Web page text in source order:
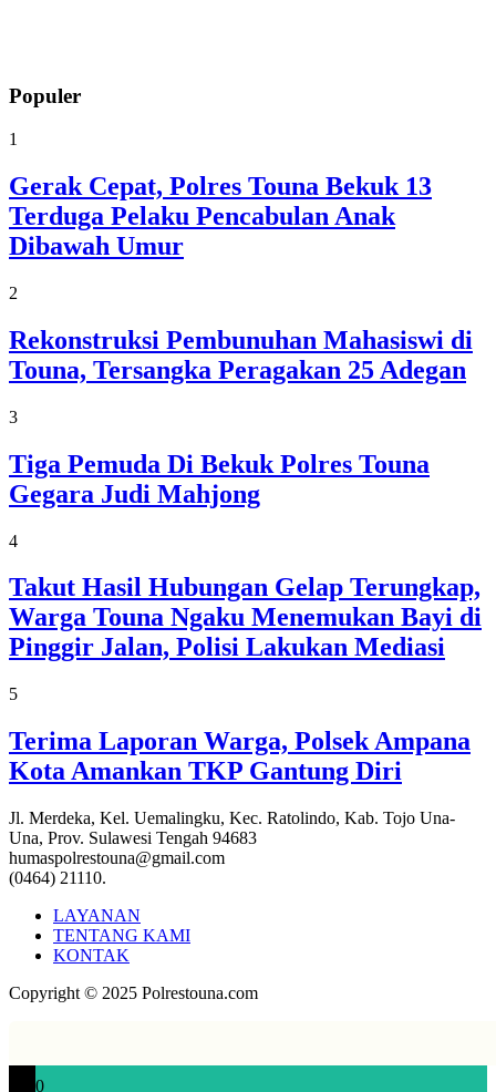
Populer
1
Gerak Cepat, Polres Touna Bekuk 13
Terduga Pelaku Pencabulan Anak
Dibawah Umur
2
Rekonstruksi Pembunuhan Mahasiswi di
Touna, Tersangka Peragakan 25 Adegan
3
Tiga Pemuda Di Bekuk Polres Touna
Gegara Judi Mahjong
4
Takut Hasil Hubungan Gelap Terungkap,
Warga Touna Ngaku Menemukan Bayi di
Pinggir Jalan, Polisi Lakukan Mediasi
5
Terima Laporan Warga, Polsek Ampana
Kota Amankan TKP Gantung Diri
Jl. Merdeka, Kel. Uemalingku, Kec. Ratolindo, Kab. Tojo Una-
Una, Prov. Sulawesi Tengah 94683
humaspolrestouna@gmail.com
(0464) 21110.
LAYANAN
TENTANG KAMI
KONTAK
Copyright © 2025 Polrestouna.com
0